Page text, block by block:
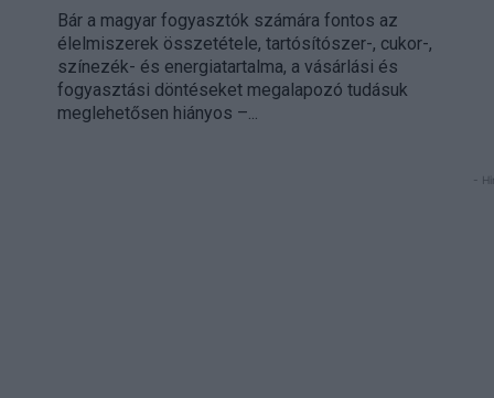
Bár a magyar fogyasztók számára fontos az
élelmiszerek összetétele, tartósítószer-, cukor-,
színezék- és energiatartalma, a vásárlási és
fogyasztási döntéseket megalapozó tudásuk
meglehetősen hiányos –...
-